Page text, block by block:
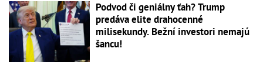
Podvod či geniálny ťah? Trump
predáva elite drahocenné
milisekundy. Bežní investori nemajú
šancu!